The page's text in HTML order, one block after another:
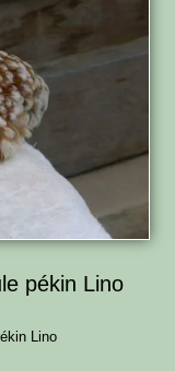
pékin Lino
Lino